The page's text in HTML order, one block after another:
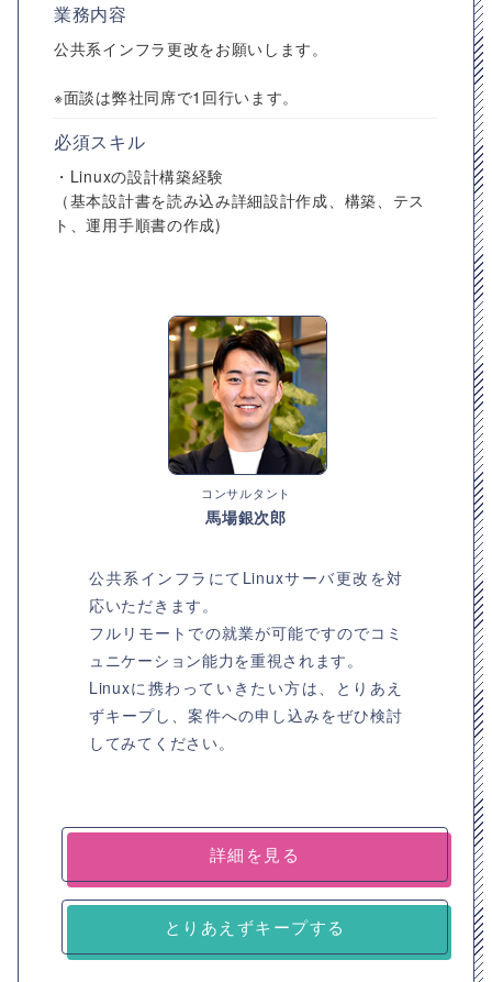
業務内容
公共系インフラ更改をお願いします。
※面談は弊社同席で1回行います。
必須スキル
・Linuxの設計構築経験
（基本設計書を読み込み詳細設計作成、構築、テス
ト、運用手順書の作成)
コンサルタント
馬場銀次郎
公共系インフラにてLinuxサーバ更改を対
応いただきます。
フルリモートでの就業が可能ですのでコミ
ュニケーション能力を重視されます。
Linuxに携わっていきたい方は、とりあえ
ずキープし、案件への申し込みをぜひ検討
してみてください。
詳細を見る
とりあえずキープする